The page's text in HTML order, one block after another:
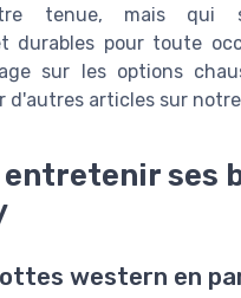
tenue, mais qui
durables pour toute
sur les options
d'autres articles sur
entretenir ses
western en